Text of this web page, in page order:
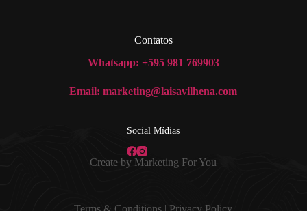
Contatos
Whatsapp: +595 981 769903
Email: marketing@laisavilhena.com
Social Mídias
Create by Marketing For You
Terms & Conditions | Privacy Policy